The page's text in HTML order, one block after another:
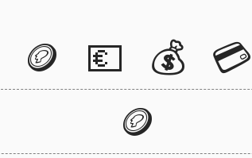
🪙 💶 💰 💳
🪙